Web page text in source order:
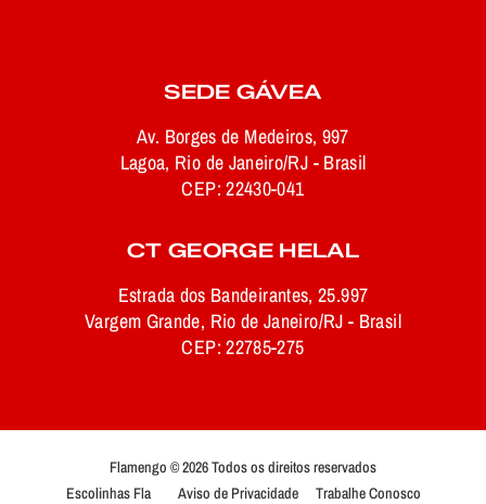
SEDE GÁVEA
Av. Borges de Medeiros, 997
Lagoa, Rio de Janeiro/RJ - Brasil
CEP: 22430-041
CT GEORGE HELAL
Estrada dos Bandeirantes, 25.997
Vargem Grande, Rio de Janeiro/RJ - Brasil
CEP: 22785-275
Flamengo © 2026 Todos os direitos reservados
Escolinhas Fla
Aviso de Privacidade Trabalhe Conosco